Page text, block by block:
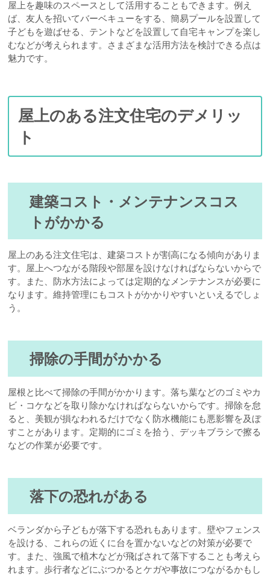
屋上を趣味のスペースとして活用することもできます。例え
ば、友人を招いてバーベキューをする、簡易プールを設置して
子どもを遊ばせる、テントなどを設置して自宅キャンプを楽し
むなどが考えられます。さまざまな活用方法を検討できる点は
魅力です。
屋上のある注文住宅のデメリッ
ト
建築コスト・メンテナンスコス
トがかかる
屋上のある注文住宅は、建築コストが割高になる傾向がありま
す。屋上へつながる階段や部屋を設けなければならないからで
す。また、防水方法によっては定期的なメンテナンスが必要に
なります。維持管理にもコストがかかりやすいといえるでしょ
う。
掃除の手間がかかる
屋根と比べて掃除の手間がかかります。落ち葉などのゴミやカ
ビ・コケなどを取り除かなければならないからです。掃除を怠
ると、美観が損なわれるだけでなく防水機能にも悪影響を及ぼ
すことがあります。定期的にゴミを拾う、デッキブラシで擦る
などの作業が必要です。
落下の恐れがある
ベランダから子どもが落下する恐れもあります。壁やフェンス
を設ける、これらの近くに台を置かないなどの対策が必要で
す。また、強風で植木などが飛ばされて落下することも考えら
れます。歩行者などにぶつかるとケガや事故につながるかもし